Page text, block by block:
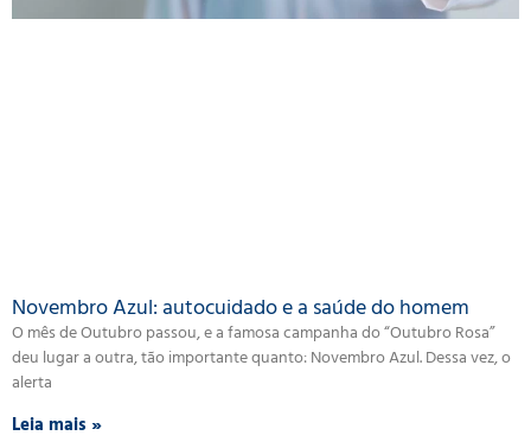
Novembro Azul: autocuidado e a saúde do homem
O mês de Outubro passou, e a famosa campanha do “Outubro Rosa”
deu lugar a outra, tão importante quanto: Novembro Azul. Dessa vez, o
alerta
Leia mais »